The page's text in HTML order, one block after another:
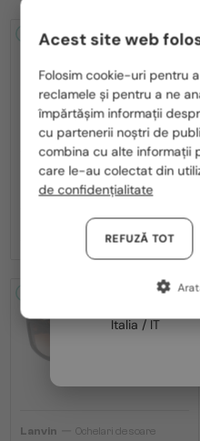
2-4 ZILE
Lanvin—Ochelari de soare
LNV652S - 058 - 55
Lanvin
Ochelari de soare
România / RO
Polska / PL
Magyarország
United Arab
Austria / AT
Germania / DE
Franța / FR
Italia / IT
Acest site web
Folosim cookie-uri pentru
reclamele și pentru a ne
împărtășim informații
cu partenerii noștri de
combina cu alte informații
care le-au colectat din
de confidențialitate
REFUZĂ TOT